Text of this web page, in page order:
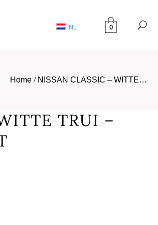
NL 0
Home / NISSAN CLASSIC – WITTE…
TRUI –